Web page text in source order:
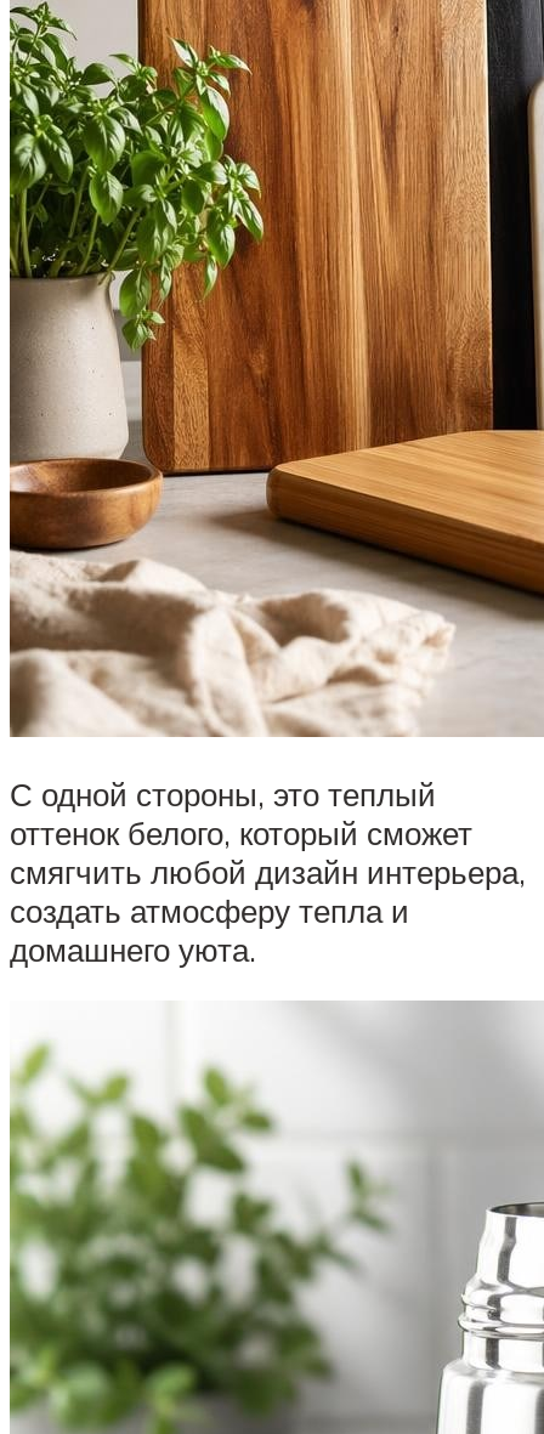
С одной стороны, это теплый
оттенок белого, который сможет
смягчить любой дизайн интерьера,
создать атмосферу тепла и
домашнего уюта.